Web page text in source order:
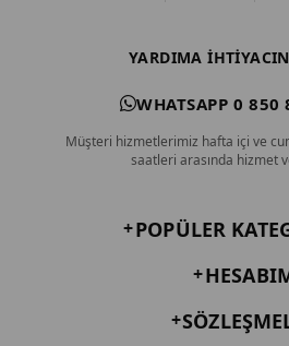
YARDIMA
WHATSAPP 0 850
Müşteri hizmetlerimiz hafta içi ve
saatleri arasında hizmet
POPÜLER